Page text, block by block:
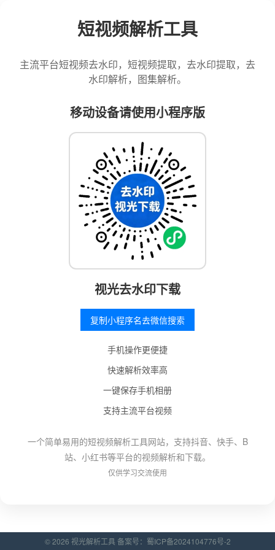
短视频解析工具
主流平台短视频去水印，短视频提取，去水印提取，去
水印解析，图集解析。
移动设备请使用小程序版
视光去水印下载
复制小程序名去微信搜索
手机操作更便捷
快速解析效率高
一键保存手机相册
支持主流平台视频
一个简单易用的短视频解析工具网站，支持抖音、快手、B
站、小红书等平台的视频解析和下载。
仅供学习交流使用
© 2026 视光解析工具 备案号： 蜀ICP备2024104776号-2